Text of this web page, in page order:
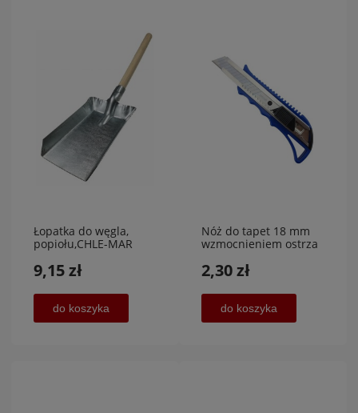
Łopatka do węgla,
popiołu,CHLE-MAR
9,15 zł
do koszyka
Nóż do tapet 18 mm
wzmocnieniem ostrza
2,30 zł
do koszyka